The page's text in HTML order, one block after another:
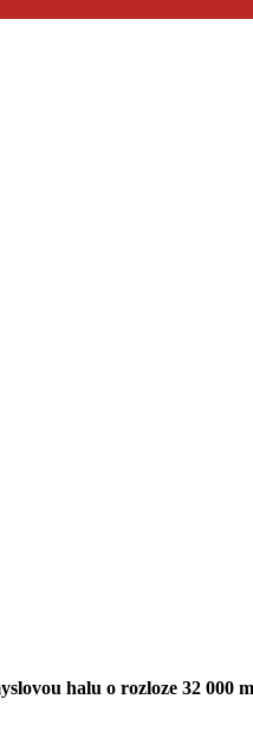
halu o rozloze 32 000